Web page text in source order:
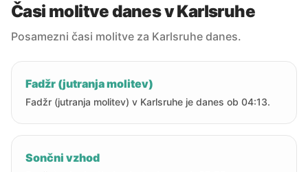
Časi molitve danes v Karlsruhe
Posamezni časi molitve za Karlsruhe danes.
Fadžr (jutranja molitev)
Fadžr (jutranja molitev) v Karlsruhe je danes ob 04:13.
Sončni vzhod